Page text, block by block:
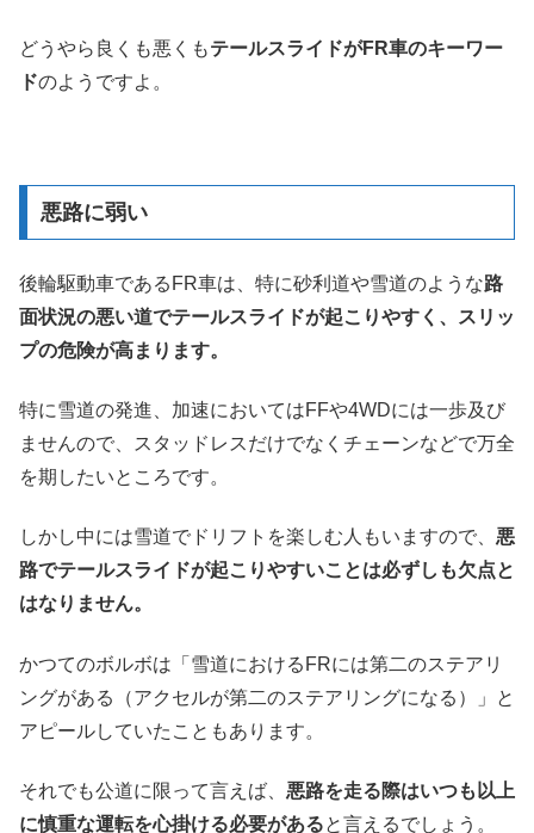
どうやら良くも悪くもテールスライドがFR車のキーワー
ドのようですよ。
悪路に弱い
後輪駆動車であるFR車は、特に砂利道や雪道のような路
面状況の悪い道でテールスライドが起こりやすく、スリッ
プの危険が高まります。
特に雪道の発進、加速においてはFFや4WDには一歩及び
ませんので、スタッドレスだけでなくチェーンなどで万全
を期したいところです。
しかし中には雪道でドリフトを楽しむ人もいますので、 悪
路でテールスライドが起こりやすいことは必ずしも欠点と
はなりません。
かつてのボルボは「雪道におけるFRには第二のステアリ
ングがある（アクセルが第二のステアリングになる）」と
アピールしていたこともあります。
それでも公道に限って言えば、 悪路を走る際はいつも以上
に慎重な運転を心掛ける必要があると言えるでしょう。